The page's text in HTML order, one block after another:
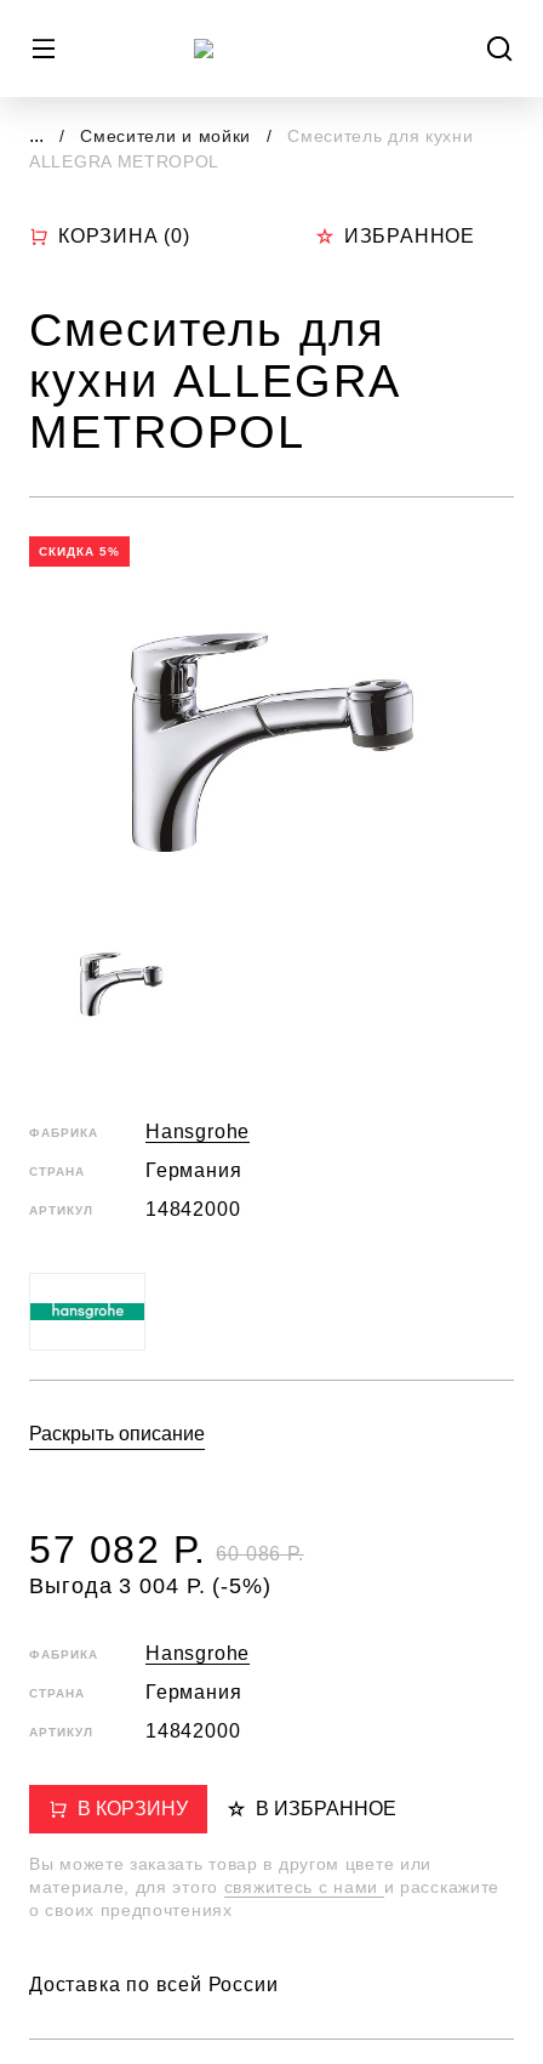
... Смесители и мойки
Смеситель для кухни
ALLEGRA METROPOL
КОРЗИНА (0) ИЗБРАННОЕ
Смеситель для
кухни ALLEGRA
METROPOL
СКИДКА 5%
ФАБРИКА Hansgrohe
СТРАНА Германия
АРТИКУЛ 14842000
Раскрыть описание
60 086 Р.
57 082 Р.
Выгода 3 004 Р. (-5%)
ФАБРИКА Hansgrohe
СТРАНА Германия
АРТИКУЛ 14842000
В КОРЗИНУ В ИЗБРАННОЕ
Вы можете заказать товар в другом цвете или
материале, для этого свяжитесь с нами и расскажите
о своих предпочтениях
Доставка по всей России